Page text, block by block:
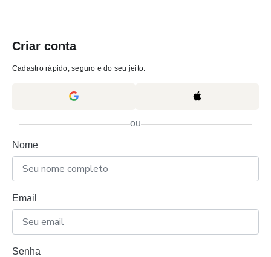
Criar conta
Cadastro rápido, seguro e do seu jeito.
ou
Nome
Email
Senha